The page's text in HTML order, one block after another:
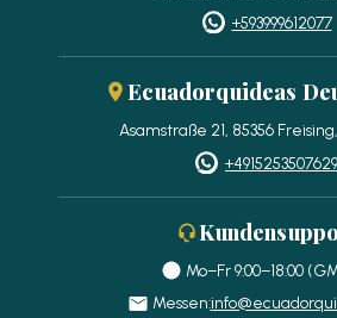
+593999612077
Ecuadorquideas
Asamstraße 21, 85356
+4915253507629
Mo–Fr 9:00–18:00
Messen: